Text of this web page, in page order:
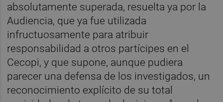
absolutamente superada, resuelta ya por la
Audiencia, que ya fue utilizada
infructuosamente para atribuir
responsabilidad a otros partícipes en el
Cecopi, y que supone, aunque pudiera
parecer una defensa de los investigados, un
reconocimiento explícito de su total